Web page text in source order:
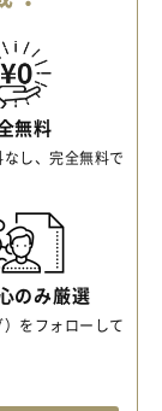
無料
し、完全無料で
のみ厳選
）をフォローして